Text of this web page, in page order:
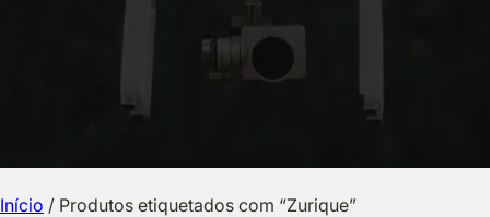
Início / Produtos etiquetados com “Zurique”